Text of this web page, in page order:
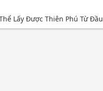
Lấy Được Thiên Phú Từ Đầu